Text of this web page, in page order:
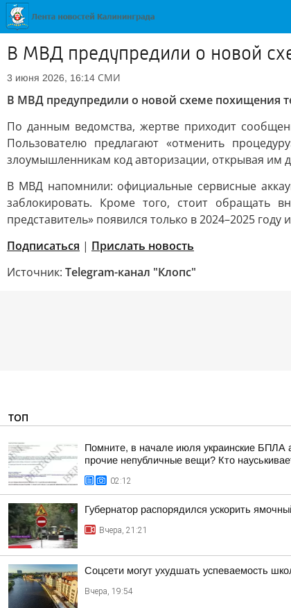
В МВД предупредили о новой
3 июня 2026, 16:14 СМИ
В МВД предупредили о новой схеме похищения
По данным ведомства, жертве приходит
Пользователю предлагают «отменить
злоумышленникам код авторизации, открывая им
В МВД напомнили: официальные сервисные
заблокировать. Кроме того, стоит обращать
представитель» появился только в 2024–2025
Подписаться | Прислать новость
Источник: Telegram-канал "Клопс"
ТОП
Помните, в начале июля украинские БПЛА
прочие непубличные вещи? Кто
02:12
Губернатор распорядился ускорить
Вчера, 21:21
Соцсети могут ухудшать успеваемость
Вчера, 19:54